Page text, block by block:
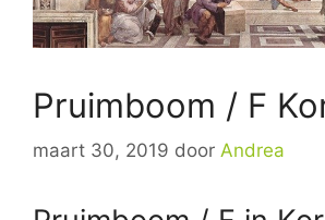
Pruimboom / F
maart 30, 2019 door Andrea